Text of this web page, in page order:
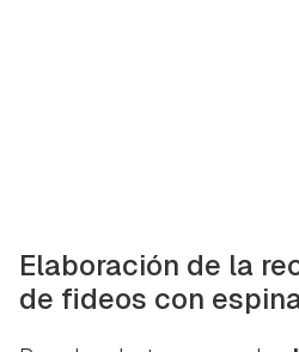
Elaboración de la
de fideos con